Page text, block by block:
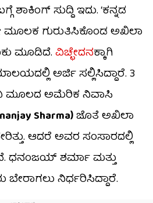
ಸುದ್ದಿ ಇದು. ‘ಕನ್ನಡ
ಗುರುತಿಸಿಕೊಂಡ ಅಖಿಲಾ
ಮೂಡಿದೆ.ವಿಚ್ಛೇದನಕ್ಕಾಗಿ
ಅರ್ಜಿ ಸಲ್ಲಿಸಿದ್ದಾರೆ. 3
ಮೂಲದ ಅಮೆರಿಕ ನಿವಾಸಿ
Sharma)ಜೊತೆ ಅಖಿಲಾ
ಆದರೆ ಅವರ ಸಂಸಾರದಲ್ಲಿ
ಧನಂಜಯ್ ಶರ್ಮಾ ಮತ್ತು
ನಿರ್ಧರಿಸಿದ್ದಾರೆ.